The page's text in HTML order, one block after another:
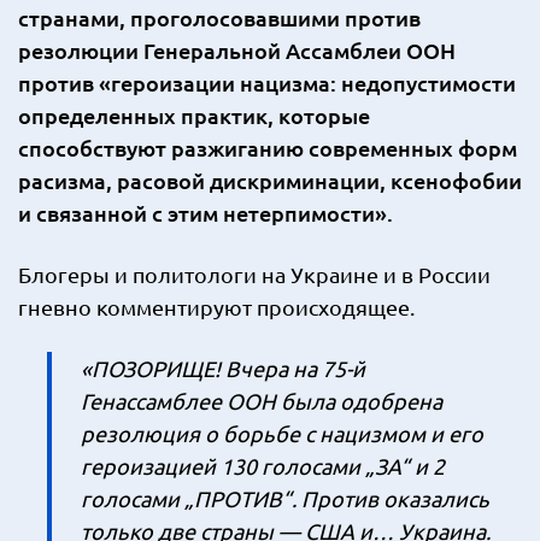
странами, проголосовавшими против
резолюции Генеральной Ассамблеи ООН
против «героизации нацизма: недопустимости
определенных практик, которые
способствуют разжиганию современных форм
расизма, расовой дискриминации, ксенофобии
и связанной с этим нетерпимости».
Блогеры и политологи на Украине и в России
гневно комментируют происходящее.
«ПОЗОРИЩЕ! Вчера на 75-й
Генассамблее ООН была одобрена
резолюция о борьбе с нацизмом и его
героизацией 130 голосами „ЗА“ и 2
голосами „ПРОТИВ“. Против оказались
только две страны — США и… Украина.